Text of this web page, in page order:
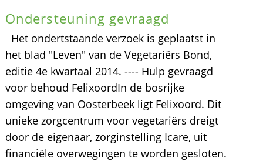
Ondersteuning gevraagd
Het ondertstaande verzoek is geplaatst in
het blad "Leven" van de Vegetariërs Bond,
editie 4e kwartaal 2014. ---- Hulp gevraagd
voor behoud FelixoordIn de bosrijke
omgeving van Oosterbeek ligt Felixoord. Dit
unieke zorgcentrum voor vegetariërs dreigt
door de eigenaar, zorginstelling Icare, uit
financiële overwegingen te worden gesloten.